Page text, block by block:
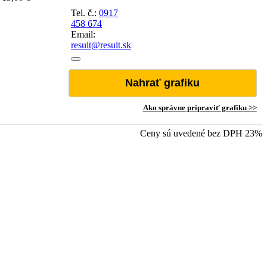
Tel. č.: 0917
458 674
Email:
result@result.sk
Nahrať grafiku
Ako správne pripraviť grafiku >>
Ceny sú uvedené bez DPH 23%